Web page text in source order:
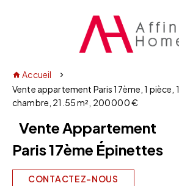
Accueil
Vente appartement Paris 17ème, 1 pièce, 1
chambre, 21.55 m², 200 000 €
CONTACTEZ-NOUS
Vente Appartement
Paris 17ème Épinettes